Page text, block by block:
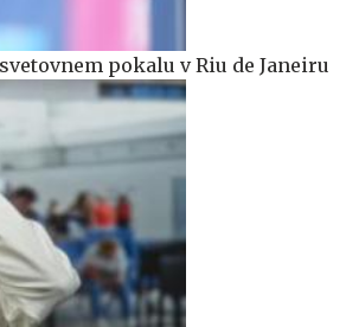
pokalu v Riu de Janeiru